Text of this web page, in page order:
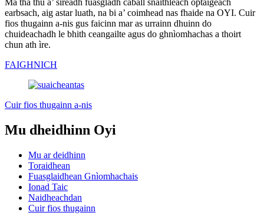
Ma tha thu a’ sireadh fuasgladh càball snàithleach optaigeach
earbsach, aig astar luath, na bi a’ coimhead nas fhaide na OYI. Cuir
fios thugainn a-nis gus faicinn mar as urrainn dhuinn do
chuideachadh le bhith ceangailte agus do ghnìomhachas a thoirt
chun ath ìre.
FAIGHNICH
Cuir fios thugainn a-nis
Mu dheidhinn Oyi
Mu ar deidhinn
Toraidhean
Fuasglaidhean Gnìomhachais
Ionad Taic
Naidheachdan
Cuir fios thugainn